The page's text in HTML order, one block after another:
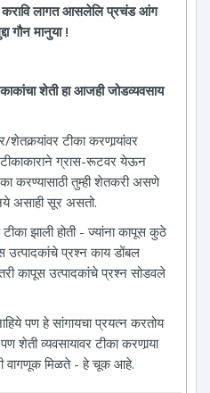
करावि लागत आसलेलि प्रचंड आंग
गौन मानुया !
शेती हा आजही जोडव्यवसाय
शेतकर्‍यांवर टीका करणार्‍यांवर
ग्रास-रूटवर येऊन
करण्यासाठी तुम्ही शेतकरी असणे
असाही सूर असतो.
झाली होती - ज्यांना कापूस कुठे
उत्पादकांचे प्रश्न काय डोंबल
तरी कापूस उत्पादकांचे प्रश्न सोडवले
पण हे सांगायचा प्रयत्न करतोय
शेती व्यवसायावर टीका करणार्‍या
वागणूक मिळते - हे चूक आहे.